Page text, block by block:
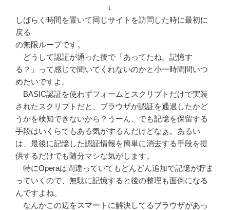
↓
しばらく時間を置いて同じサイトを訪問した時に最初に
戻る
の無限ループです。
どうして認証が通った後で「あってたね。記憶す
る？」って感じで聞いてくれないのかと小一時間問いつ
めたいですよ。
BASIC認証を使わずフォームとスクリプトだけで実装
されたスクリプトだと、ブラウザが認証を通過したかど
うかを検知できないから？うーん、でも記憶を保留する
手段はいくらでもある気がするんだけどなぁ。あるい
は、最後に記憶した認証情報を簡単に消去する手段を提
供するだけでも随分マシな気がします。
特にOperaは間違っていてもどんどん追加で記憶が貯ま
っていくので、無駄に記憶すると後の整理も面倒になる
んですよね。
なんかこの辺をスマートに解決してるブラウザがあっ